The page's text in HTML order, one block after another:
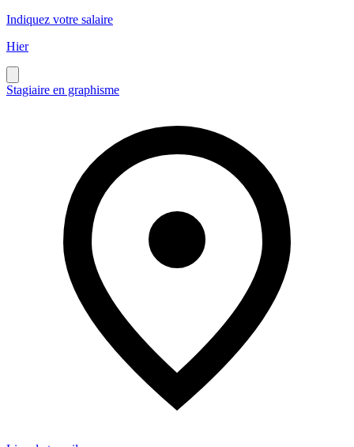
Indiquez votre salaire
Hier
Stagiaire en graphisme